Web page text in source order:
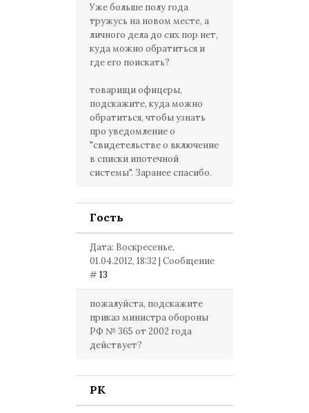
Уже больше полу года
тружусь на новом месте, а
личного дела до сих пор нет,
куда можно обратиться и
где его поискать?
товарищи офицеры,
подскажите, куда можно
обратиться, чтобы узнать
про уведомление о
"свидетельстве о включение
в списки ипотечной
системы". Заранее спасибо.
Гость
Дата: Воскресенье,
01.04.2012, 18:32 | Сообщение
#13
пожалуйста, подскажите
приказ министра обороны
РФ № 365 от 2002 года
действует?
PK